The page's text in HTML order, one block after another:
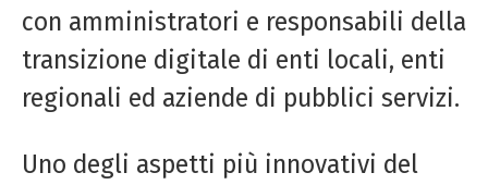
con amministratori e responsabili della
transizione digitale di enti locali, enti
regionali ed aziende di pubblici servizi.
Uno degli aspetti più innovativi del